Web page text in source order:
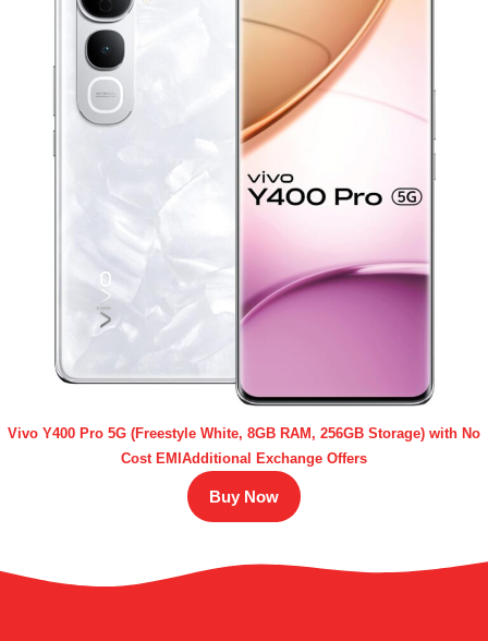
Vivo Y400 Pro 5G (Freestyle White, 8GB RAM, 256GB Storage) with No
Cost EMIAdditional Exchange Offers
Buy Now